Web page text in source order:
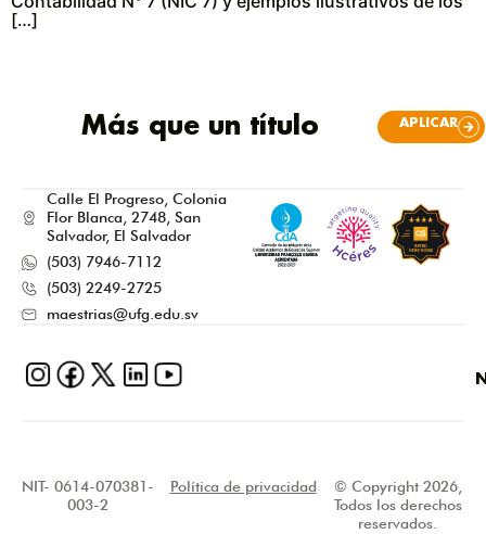
[…]
Más que un título APLICAR
Calle El Progreso, Colonia
Flor Blanca, 2748, San
Salvador, El Salvador
(503) 7946-7112
(503) 2249-2725
maestrias@ufg.edu.sv
© Copyright 2026,
Todos los derechos
reservados.
NIT- 0614-070381-
003-2
Política de privacidad